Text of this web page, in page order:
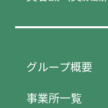
グループ概要
事業所一覧